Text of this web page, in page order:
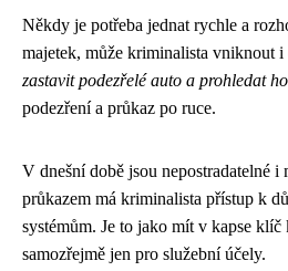
Někdy je potřeba jednat rychle a
majetek, může kriminalista vniknout
zastavit podezřelé auto a prohledat ho
podezření a průkaz po ruce.
V dnešní době jsou nepostradatelné i
průkazem má kriminalista přístup k
systémům. Je to jako mít v kapse
samozřejmě jen pro služební účely.